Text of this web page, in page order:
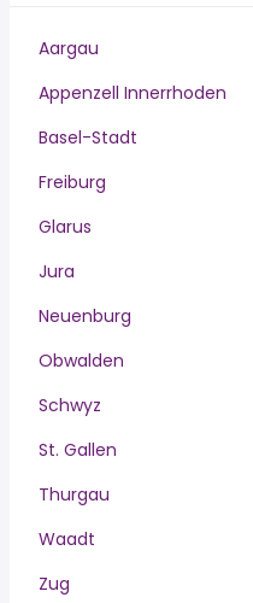
Aargau
Appenzell Innerrhoden
Basel-Stadt
Freiburg
Glarus
Jura
Neuenburg
Obwalden
Schwyz
St. Gallen
Thurgau
Waadt
Zug